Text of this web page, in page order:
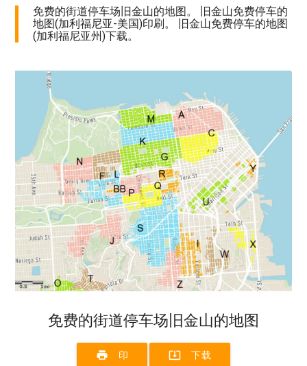
免费的街道停车场旧金山的地图。 旧金山免费停车的
地图(加利福尼亚-美国)印刷。 旧金山免费停车的地图
(加利福尼亚州)下载。
免费的街道停车场旧金山的地图
print 印 system_update_alt 下载